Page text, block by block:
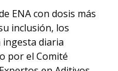
ENA con dosis más
inclusión, los
diaria
por el Comité